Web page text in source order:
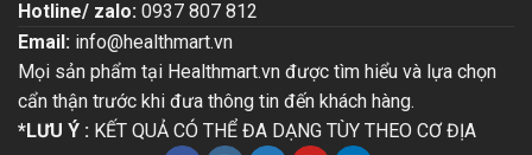
Hotline/ zalo: 0937 807 812
Email: info@healthmart.vn
Mọi sản phẩm tại Healthmart.vn được tìm hiểu và lựa chọn
cẩn thận trước khi đưa thông tin đến khách hàng.
*LƯU Ý : KẾT QUẢ CÓ THỂ ĐA DẠNG TÙY THEO CƠ ĐỊA